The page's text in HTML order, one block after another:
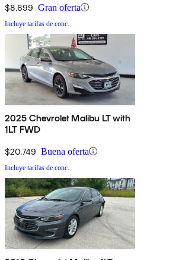
$8,699 Gran oferta
Incluye tarifas de conc.
2025 Chevrolet Malibu LT with
1LT FWD
$20,749 Buena oferta
Incluye tarifas de conc.